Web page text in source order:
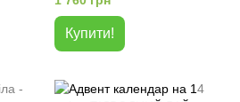
Купити!